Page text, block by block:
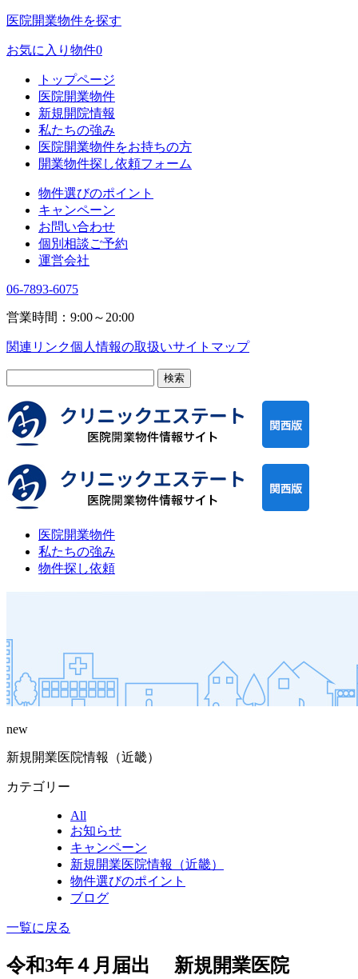
医院開業物件を探す
お気に入り物件0
トップページ
医院開業物件
新規開院情報
私たちの強み
医院開業物件をお持ちの方
開業物件探し依頼フォーム
物件選びのポイント
キャンペーン
お問い合わせ
個別相談ご予約
運営会社
06-7893-6075
営業時間：9:00～20:00
関連リンク個人情報の取扱いサイトマップ
医院開業物件
私たちの強み
物件探し依頼
new
新規開業医院情報（近畿）
カテゴリー
All
お知らせ
キャンペーン
新規開業医院情報（近畿）
物件選びのポイント
ブログ
一覧に戻る
令和3年４月届出 新規開業医院